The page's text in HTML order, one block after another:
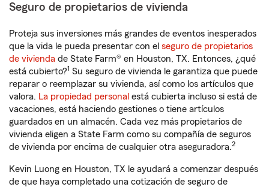
Seguro de propietarios de vivienda
Proteja sus inversiones más grandes de eventos inesperados
que la vida le pueda presentar con el seguro de propietarios
de vivienda de State Farm® en Houston, TX. Entonces, ¿qué
está cubierto?1 Su seguro de vivienda le garantiza que puede
reparar o reemplazar su vivienda, así como los artículos que
valora. La propiedad personal está cubierta incluso si está de
vacaciones, está haciendo gestiones o tiene artículos
guardados en un almacén. Cada vez más propietarios de
vivienda eligen a State Farm como su compañía de seguros
de vivienda por encima de cualquier otra aseguradora.2
Kevin Luong en Houston, TX le ayudará a comenzar después
de que haya completado una cotización de seguro de